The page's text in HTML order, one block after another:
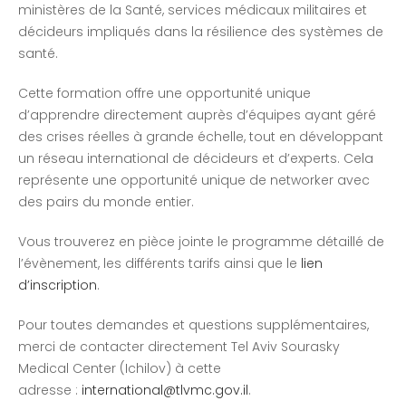
ministères de la Santé, services médicaux militaires et
décideurs impliqués dans la résilience des systèmes de
santé.
Cette formation offre une opportunité unique
d’apprendre directement auprès d’équipes ayant géré
des crises réelles à grande échelle, tout en développant
un réseau international de décideurs et d’experts. Cela
représente une opportunité unique de networker avec
des pairs du monde entier.
Vous trouverez en pièce jointe le programme détaillé de
l’évènement, les différents tarifs ainsi que le lien
d’inscription.
Pour toutes demandes et questions supplémentaires,
merci de contacter directement Tel Aviv Sourasky
Medical Center (Ichilov) à cette
adresse : international@tlvmc.gov.il.